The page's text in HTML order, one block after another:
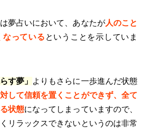
夢占いにおいて、あなたが人のこと
なっている ということを示していま
す夢」 よりもさらに一歩進んだ状態
して信頼を置くことができず、全て
状態になってしまっていますので、
リラックスできないというのは非常